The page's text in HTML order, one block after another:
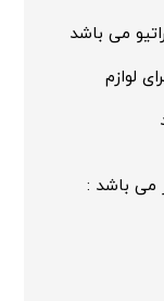
می باشد
لوازم
می باشد :